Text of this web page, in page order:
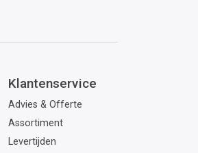
Klantenservice
Advies & Offerte
Assortiment
Levertijden